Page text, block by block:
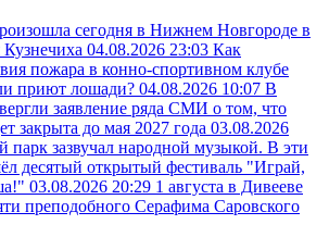
сегодня в Нижнем Новгороде в
04.08.2026 23:03 Как
пожара в конно-спортивном клубе
приют лошади? 04.08.2026 10:07 В
заявление ряда СМИ о том, что
закрыта до мая 2027 года 03.08.2026
парк зазвучал народной музыкой. В эти
десятый открытый фестиваль "Играй,
03.08.2026 20:29 1 августа в Дивееве
преподобного Серафима Саровского